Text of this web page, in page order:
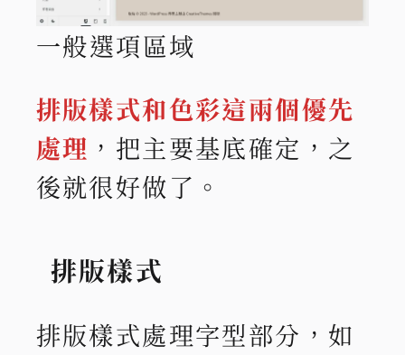
一般選項區域
排版樣式和色彩這兩個優先
處理 ，把主要基底確定，之
後就很好做了。
排版樣式
排版樣式處理字型部分，如